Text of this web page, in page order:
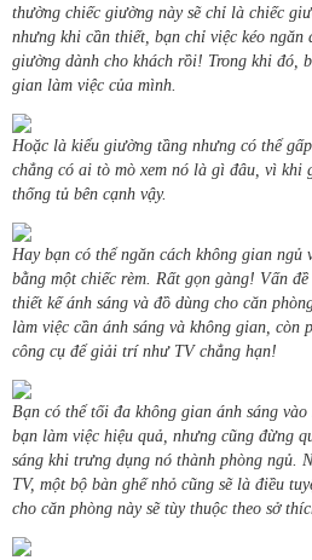
thường chiếc giường này sẽ chỉ là chiếc
nhưng khi cần thiết, bạn chỉ việc kéo
giường dành cho khách rồi! Trong khi đó,
gian làm việc của mình.
Hoặc là kiểu giường tầng nhưng có thể
chẳng có ai tò mò xem nó là gì đâu, vì khi
thống tủ bên cạnh vậy.
Hay bạn có thể ngăn cách không gian ngủ
bằng một chiếc rèm. Rất gọn gàng! Vấn
thiết kế ánh sáng và đồ dùng cho căn
làm việc cần ánh sáng và không gian, còn
công cụ để giải trí như TV chẳng hạn!
Bạn có thể tối đa không gian ánh sáng
bạn làm việc hiệu quả, nhưng cũng đừng
sáng khi trưng dụng nó thành phòng ngủ.
TV, một bộ bàn ghế nhỏ cũng sẽ là điều
cho căn phòng này sẽ tùy thuộc theo sở